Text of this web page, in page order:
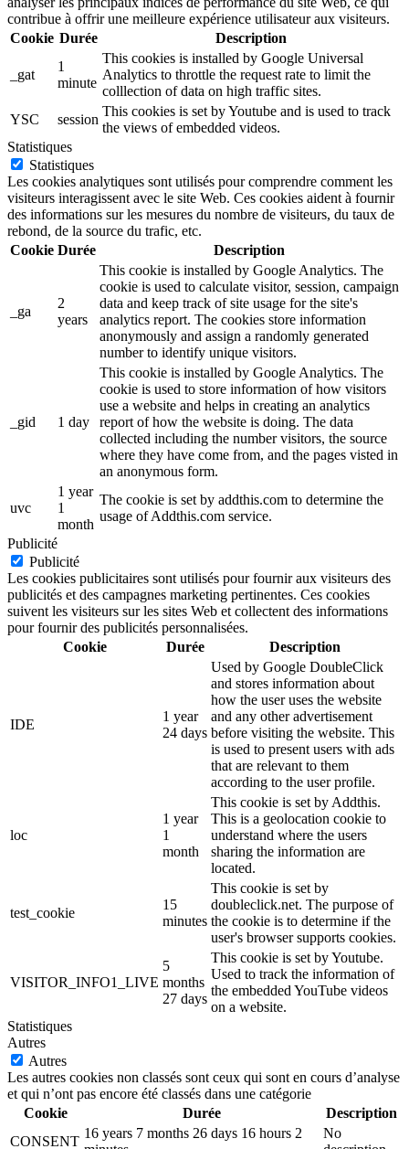
contribue à offrir une meilleure expérience utilisateur aux visiteurs.
Cookie Durée Description
_gat
1
minute
This cookies is installed by Google Universal
Analytics to throttle the request rate to limit the
colllection of data on high traffic sites.
YSC
session
This cookies is set by Youtube and is used to track
the views of embedded videos.
Statistiques
Statistiques
Les cookies analytiques sont utilisés pour comprendre comment les
visiteurs interagissent avec le site Web. Ces cookies aident à fournir
des informations sur les mesures du nombre de visiteurs, du taux de
rebond, de la source du trafic, etc.
Cookie Durée Description
_ga
2
years
This cookie is installed by Google Analytics. The
cookie is used to calculate visitor, session, campaign
data and keep track of site usage for the site's
analytics report. The cookies store information
anonymously and assign a randomly generated
number to identify unique visitors.
_gid 1 day
This cookie is installed by Google Analytics. The
cookie is used to store information of how visitors
use a website and helps in creating an analytics
report of how the website is doing. The data
collected including the number visitors, the source
where they have come from, and the pages visted in
an anonymous form.
uvc
1 year
1
month
The cookie is set by addthis.com to determine the
usage of Addthis.com service.
Publicité
Publicité
Les cookies publicitaires sont utilisés pour fournir aux visiteurs des
publicités et des campagnes marketing pertinentes. Ces cookies
suivent les visiteurs sur les sites Web et collectent des informations
pour fournir des publicités personnalisées.
Cookie
Durée Description
IDE
1 year
24 days
Used by Google DoubleClick
and stores information about
how the user uses the website
and any other advertisement
before visiting the website. This
is used to present users with ads
that are relevant to them
according to the user profile.
loc
1 year
1
month
This cookie is set by Addthis.
This is a geolocation cookie to
understand where the users
sharing the information are
located.
test_cookie
15
minutes
This cookie is set by
doubleclick.net. The purpose of
the cookie is to determine if the
user's browser supports cookies.
VISITOR_INFO1_LIVE
5
months
27 days
This cookie is set by Youtube.
Used to track the information of
the embedded YouTube videos
on a website.
Statistiques
Autres
Autres
Les autres cookies non classés sont ceux qui sont en cours d’analyse
et qui n’ont pas encore été classés dans une catégorie
Cookie
Durée
Description
CONSENT
16 years 7 months 26 days 16 hours 2
No